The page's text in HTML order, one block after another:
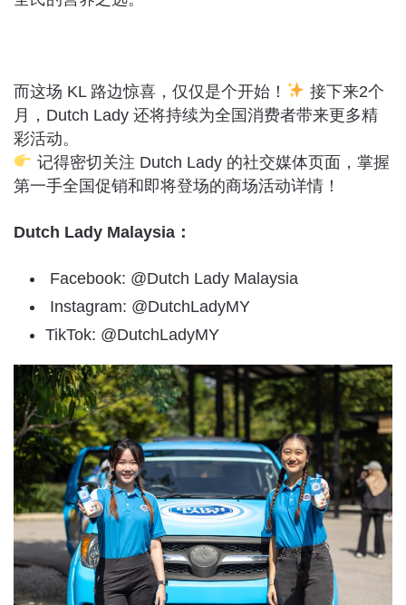
而这场 KL 路边惊喜，仅仅是个开始！
接下来2个
月，Dutch Lady 还将持续为全国消费者带来更多精
彩活动。
记得密切关注 Dutch Lady 的社交媒体页面，掌握
第一手全国促销和即将登场的商场活动详情！
Dutch Lady Malaysia：
Facebook: @Dutch Lady Malaysia
Instagram: @DutchLadyMY
TikTok: @DutchLadyMY